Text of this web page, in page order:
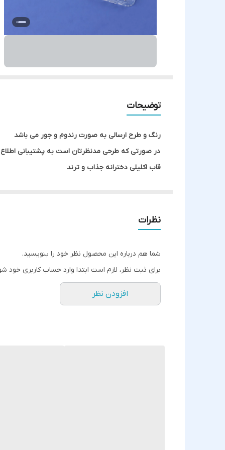
توضیحات
رنگ و طرح ارسالی به صورت رندوم و جور می باشد
در صورتی که طرحی مدنظرتان است به پشتیبانی
قاب اکلیلی دخترانه جذاب و ترند
نظرات
شما هم درباره این محصول نظر خود را بنویسید.
برای ثبت نظر، لازم است ابتدا وارد حساب کاربری خود
افزودن نظر